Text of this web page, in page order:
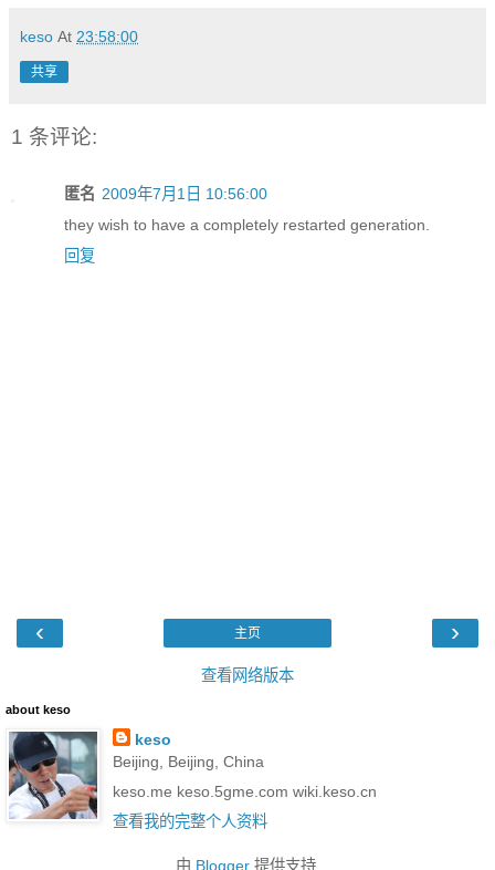
keso At 23:58:00
共享
1 条评论:
匿名 2009年7月1日 10:56:00
they wish to have a completely restarted generation.
回复
‹ ›
主页
查看网络版本
about keso
keso
Beijing, Beijing, China
keso.me keso.5gme.com wiki.keso.cn
查看我的完整个人资料
由 Blogger提供支持.